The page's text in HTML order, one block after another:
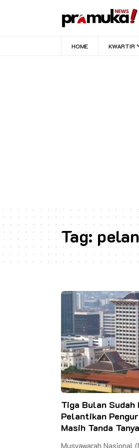
HOME KWARTIR
Tag:
Tiga Bulan Sudah
Pelantikan
Masih Tanda Tanya
Musyawarah Nasional